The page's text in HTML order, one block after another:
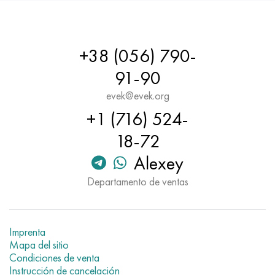
+38 (056) 790-
91-90
evek@evek.org
+1 (716) 524-
18-72
Alexey
Departamento de ventas
Imprenta
Mapa del sitio
Condiciones de venta
Instrucción de cancelación
45HN2MFA, k2425, 45hnmf
A40G, 44smn28, 1.0762, 46s20